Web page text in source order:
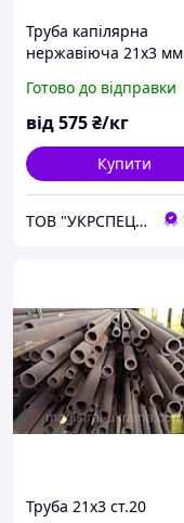
Труба капілярна
нержавіюча 21х3 мм
Готово до відправки
від575₴/кг
Купити
ТОВ "УКРСПЕЦПРОКАТ"
Труба 21х3 ст.20